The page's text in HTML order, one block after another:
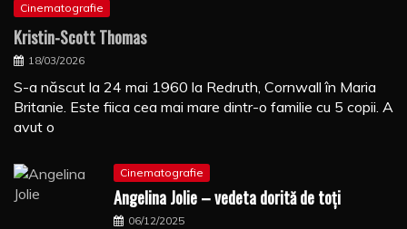
Cinematografie
Kristin-Scott Thomas
18/03/2026
S-a născut la 24 mai 1960 la Redruth, Cornwall în Maria
Britanie. Este fiica cea mai mare dintr-o familie cu 5 copii. A
avut o
Cinematografie
Angelina Jolie – vedeta dorită de toți
06/12/2025